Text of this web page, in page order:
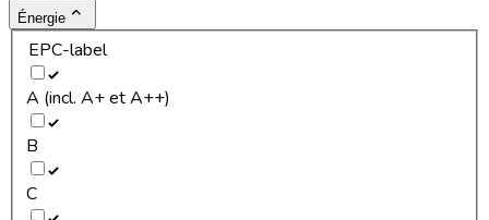
Énergie
EPC-label
A (incl. A+ et A++)
B
C